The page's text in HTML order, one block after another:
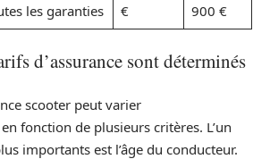
les garanties
€
900 €
d’assurance sont déterminés
scooter peut varier
fonction de plusieurs critères. L’un
importants est l’âge du conducteur.